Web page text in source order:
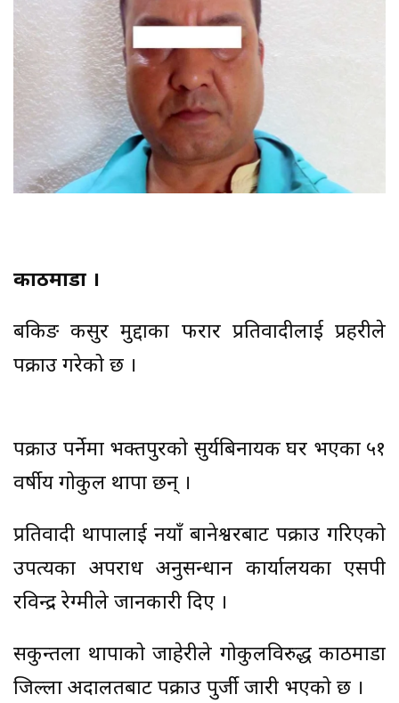
काठमाडौं ।
बैंकिङ कसुर मुद्दाका फरार प्रतिवादीलाई प्रहरीले
पक्राउ गरेको छ ।
पक्राउ पर्नेमा भक्तपुरको सुर्यबिनायक घर भएका ५१
वर्षीय गोकुल थापा छन् ।
प्रतिवादी थापालाई नयाँ बानेश्वरबाट पक्राउ गरिएको
उपत्यका अपराध अनुसन्धान कार्यालयका एसपी
रविन्द्र रेग्मीले जानकारी दिए ।
सकुन्तला थापाको जाहेरीले गोकुलविरुद्ध काठमाडौं
जिल्ला अदालतबाट पक्राउ पुर्जी जारी भएको छ ।